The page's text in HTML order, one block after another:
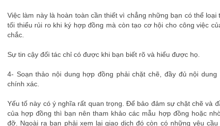
Việc làm này là hoàn toàn cần thiết vì chẳng những bạn có thể
tối thiểu rủi ro khi ký hợp đồng mà còn tạo cơ hội cho công việc
chắc.
Sự tin cậy đối tác chỉ có được khi bạn biết rõ và hiểu được họ.
4- Soạn thảo nội dung hợp đồng phải chặt chẽ, đầy đủ nội
chính xác.
Yếu tố này có ý nghĩa rất quan trọng. Để bảo đảm sự chặt chẽ và
của hợp đồng thì bạn nên tham khảo các mẫu hợp đồng hoặc
đỡ. Ngoài ra bạn phải xem lại giao dịch đó còn có những yêu